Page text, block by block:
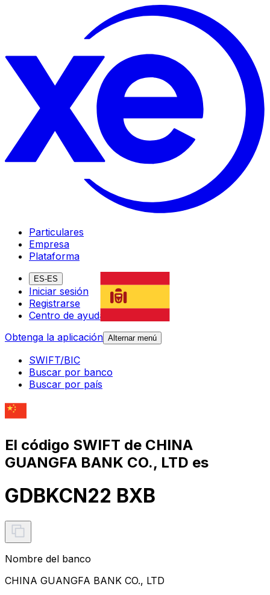
Particulares
Empresa
Plataforma
ES-ES
Iniciar sesión
Registrarse
Centro de ayuda
Obtenga la aplicación Alternar menú
SWIFT/BIC
Buscar por banco
Buscar por país
El código SWIFT de CHINA
GUANGFA BANK CO., LTD es
GDBKCN22 BXB
Nombre del banco
CHINA GUANGFA BANK CO., LTD